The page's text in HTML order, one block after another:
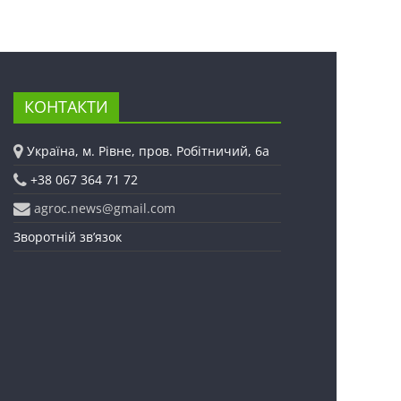
КОНТАКТИ
Україна, м. Рівне, пров. Робітничий, 6а
+38 067 364 71 72
agroc.news@gmail.com
Зворотній зв’язок